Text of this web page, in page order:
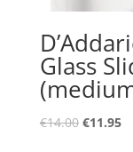
Glass
€14.00 €11.95